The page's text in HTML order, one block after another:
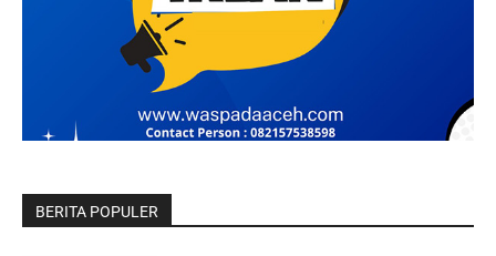
BERITA POPULER